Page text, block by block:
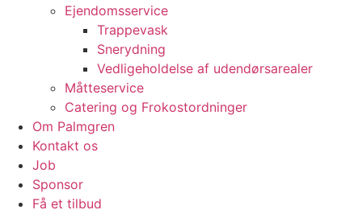
Ejendomsservice
Trappevask
Snerydning
Vedligeholdelse af udendørsarealer
Måtteservice
Catering og Frokostordninger
Om Palmgren
Kontakt os
Job
Sponsor
Få et tilbud